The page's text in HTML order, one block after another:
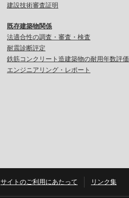
建設技術審査証明
既存建築物関係
法適合性の調査・審査・検査
耐震診断評定
鉄筋コンクリート造建築物の耐用年数評価
エンジニアリング・レポート
サイトのご利用にあたって リンク集